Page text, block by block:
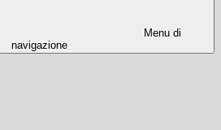
Menu di
navigazione